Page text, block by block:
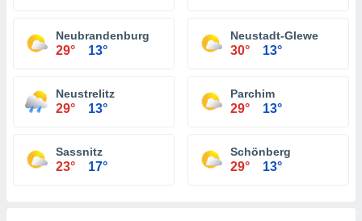
Neubrandenburg
29° 13°
Neustadt-Glewe
30° 13°
Neustrelitz
29° 13°
Parchim
29° 13°
Sassnitz
23° 17°
Schönberg
29° 13°